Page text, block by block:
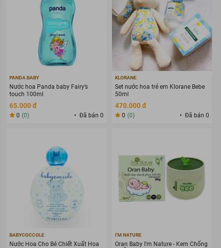
PANDA BABY
Nước hoa Panda baby Fairy’s
touch 100ml
65.000 đ
0 (0) Đã bán 0
KLORANE
Set nước hoa trẻ em Klorane Bebe
50ml
470.000 đ
0 (0) Đã bán 0
BABYCOCCOLE
Nước Hoa Cho Bé Chiết Xuất Hoa
I'M NATURE
Oran Baby I'm Nature - Kem Chống